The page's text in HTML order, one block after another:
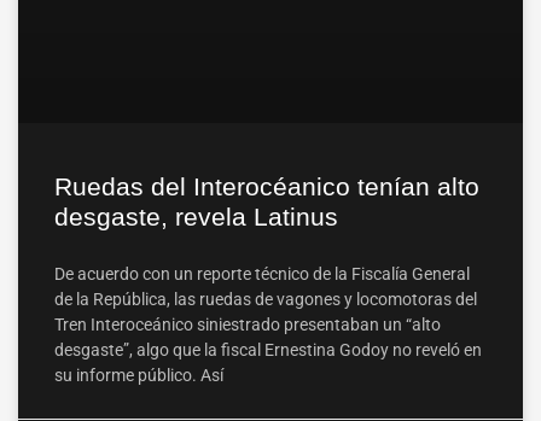
Ruedas del Interocéanico tenían alto
desgaste, revela Latinus
De acuerdo con un reporte técnico de la Fiscalía General
de la República, las ruedas de vagones y locomotoras del
Tren Interoceánico siniestrado presentaban un “alto
desgaste”, algo que la fiscal Ernestina Godoy no reveló en
su informe público. Así